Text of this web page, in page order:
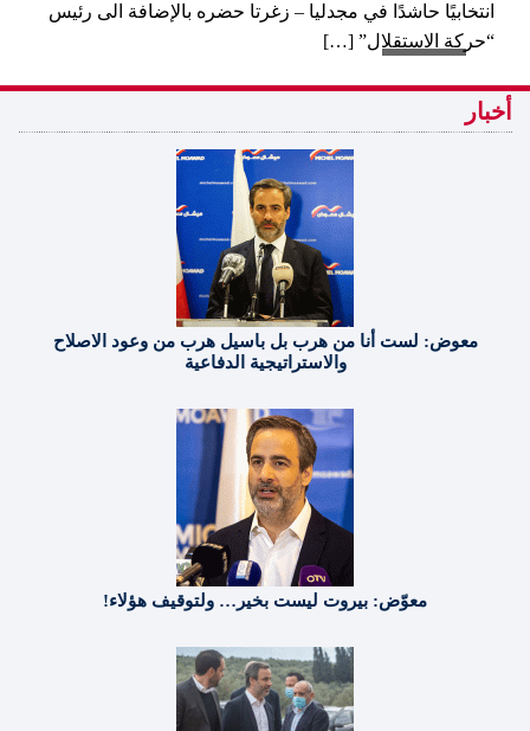
انتخابيًا حاشدًا في مجدليا – زغرتا حضره بالإضافة الى رئيس
“حركة الاستقلال” […]
أخبار
معوض: لست أنا من هرب بل باسيل هرب من وعود الاصلاح
والاستراتيجية الدفاعية
معوّض: بيروت ليست بخير… ولتوقيف هؤلاء!